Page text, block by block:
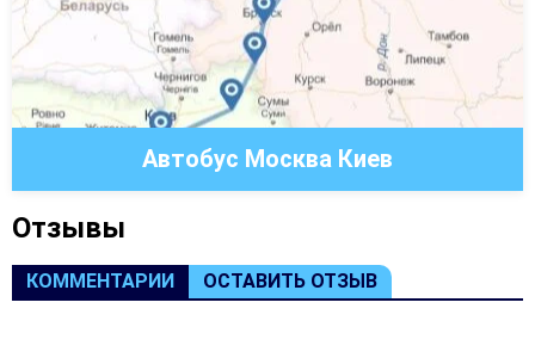
Автобус Москва Киев
Oтзывы
КОММЕНТАРИИ ОСТАВИТЬ ОТЗЫВ